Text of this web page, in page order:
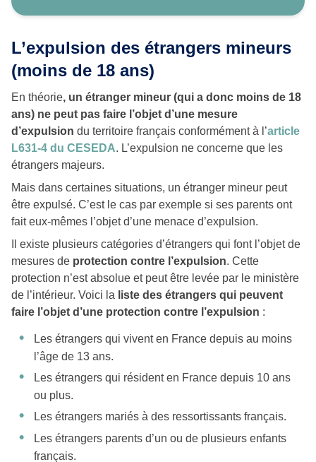
L’expulsion des étrangers mineurs
(moins de 18 ans)
En théorie, un étranger mineur (qui a donc moins de 18
ans) ne peut pas faire l’objet d’une mesure
d’expulsion du territoire français conformément à l’article
L631-4 du CESEDA. L’expulsion ne concerne que les
étrangers majeurs.
Mais dans certaines situations, un étranger mineur peut
être expulsé. C’est le cas par exemple si ses parents ont
fait eux-mêmes l’objet d’une menace d’expulsion.
Il existe plusieurs catégories d’étrangers qui font l’objet de
mesures de protection contre l’expulsion. Cette
protection n’est absolue et peut être levée par le ministère
de l’intérieur. Voici la liste des étrangers qui peuvent
faire l’objet d’une protection contre l’expulsion :
Les étrangers qui vivent en France depuis au moins
l’âge de 13 ans.
Les étrangers qui résident en France depuis 10 ans
ou plus.
Les étrangers mariés à des ressortissants français.
Les étrangers parents d’un ou de plusieurs enfants
français.